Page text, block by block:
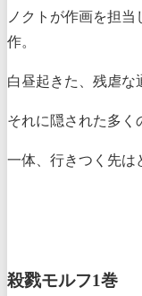
ノクトが作画を担
作。
白昼起きた、残虐な
それに隠された多く
一体、行きつく先は
殺戮モルフ1巻